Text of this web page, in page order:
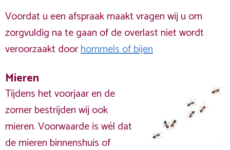
Voordat u een afspraak maakt vragen wij u om
zorgvuldig na te gaan of de overlast niet wordt
veroorzaakt doorhommels of bijen
Mieren
Tijdens het voorjaar en de
zomer bestrijden wij ook
mieren. Voorwaarde is wél dat
de mieren binnenshuis of